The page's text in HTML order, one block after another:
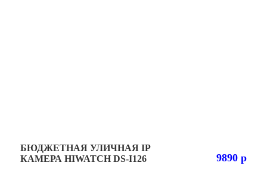
БЮДЖЕТНАЯ УЛИЧНАЯ IP
КАМЕРА HIWATCH DS-I126
9890 р